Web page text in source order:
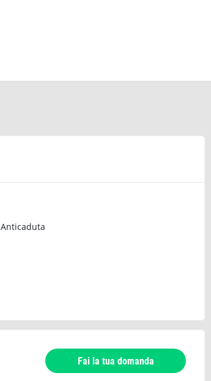
Anticaduta
Fai la tua domanda